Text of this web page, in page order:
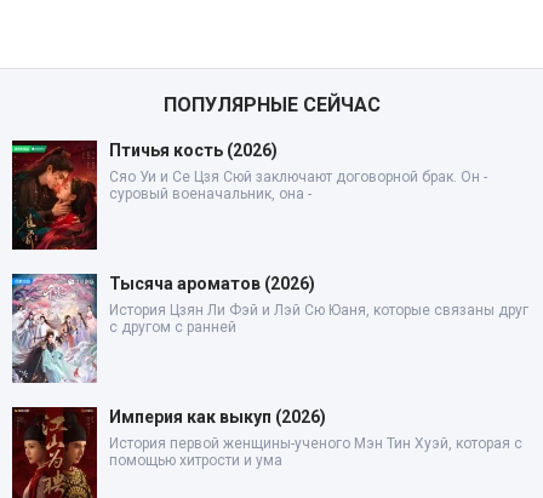
ПОПУЛЯРНЫЕ СЕЙЧАС
Птичья кость (2026)
Сяо Уи и Се Цзя Сюй заключают договорной брак. Он -
суровый военачальник, она -
Тысяча ароматов (2026)
История Цзян Ли Фэй и Лэй Сю Юаня, которые связаны друг
с другом с ранней
Империя как выкуп (2026)
История первой женщины-ученого Мэн Тин Хуэй, которая с
помощью хитрости и ума